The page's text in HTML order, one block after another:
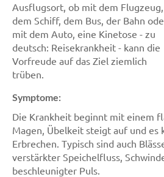
Ausflugsort, ob mit dem Flugzeug,
dem Schiff, dem Bus, der Bahn
mit dem Auto, eine Kinetose - zu
deutsch: Reisekrankheit - kann die
Vorfreude auf das Ziel ziemlich
trüben.
Symptome:
Die Krankheit beginnt mit einem
Magen, Übelkeit steigt auf und es
Erbrechen. Typisch sind auch
verstärkter Speichelfluss,
beschleunigter Puls.